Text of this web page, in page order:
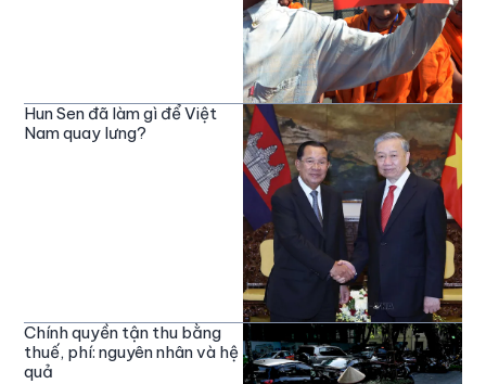
Hun Sen đã làm gì để Việt
Nam quay lưng?
Chính quyền tận thu bằng
thuế, phí: nguyên nhân và hệ
quả